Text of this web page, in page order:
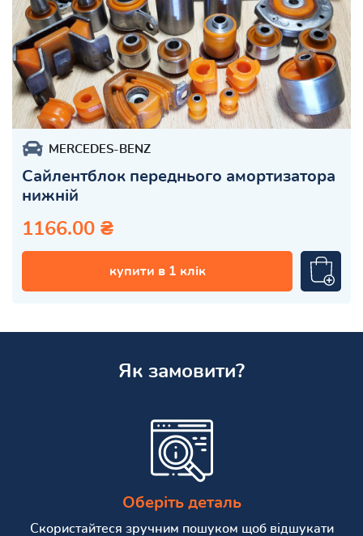
MERCEDES-BENZ
Сайлентблок переднього амортизатора
нижній
1166.00 ₴
купити в 1 клік
Як замовити?
Оберіть деталь
Скористайтеся зручним пошуком щоб відшукати